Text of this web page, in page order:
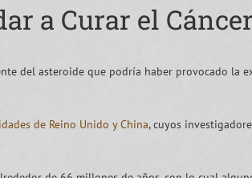
a Curar el Cáncer
del asteroide que podría haber provocado la
de Reino Unido y China, cuyos